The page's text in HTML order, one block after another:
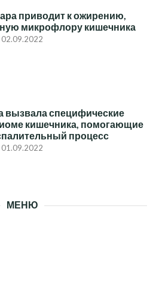
приводит к ожирению,
микрофлору кишечника
02.09.2022
вызвала специфические
кишечника, помогающие
процесс
01.09.2022
МЕНЮ